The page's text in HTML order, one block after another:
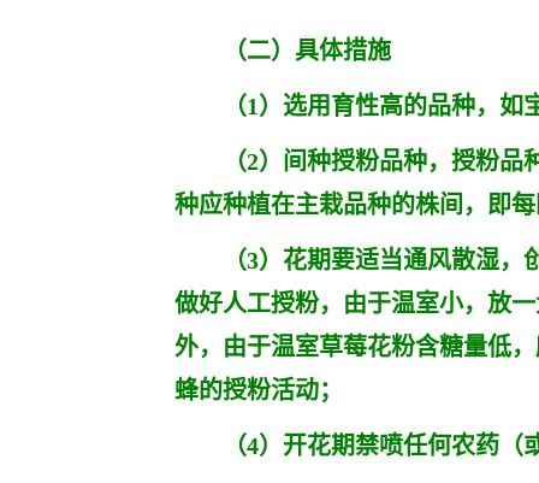
（二）具体措施
（1）选用育性高的品种，如
（2）间种授粉品种，授粉品种
种应种植在主栽品种的株间，即
（3）花期要适当通风散湿，
做好人工授粉，由于温室小，放
外，由于温室草莓花粉含糖量低
蜂的授粉活动；
（4）开花期禁喷任何农药（